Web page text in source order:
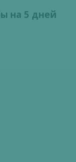
на 5 дней